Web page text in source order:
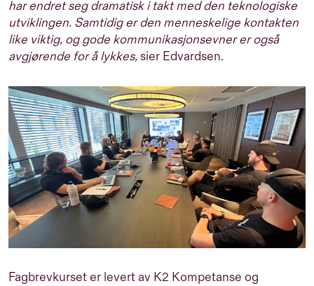
har endret seg dramatisk i takt med den teknologiske
utviklingen. Samtidig er den menneskelige kontakten
like viktig, og gode kommunikasjonsevner er også
avgjørende for å lykkes,sier Edvardsen.
Fagbrevkurset er levert av K2 Kompetanse og